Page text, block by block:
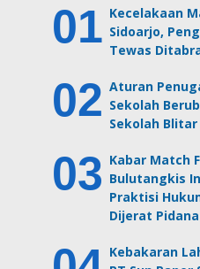
Kecelakaan
Sidoarjo,
Tewas
Aturan
Sekolah
Sekolah
Kabar Match
Bulutangkis
Praktisi
Dijerat Pidana
Kebakaran